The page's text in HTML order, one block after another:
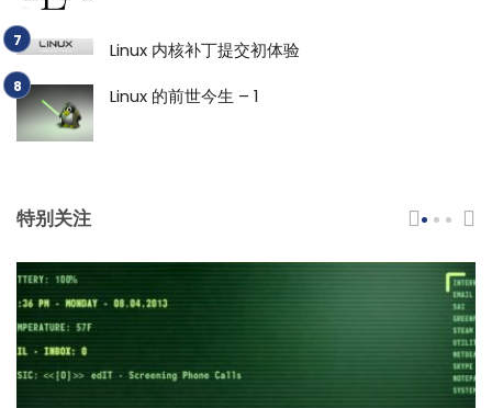
Linux 内核补丁提交初体验
Linux 的前世今生 – 1
特别关注